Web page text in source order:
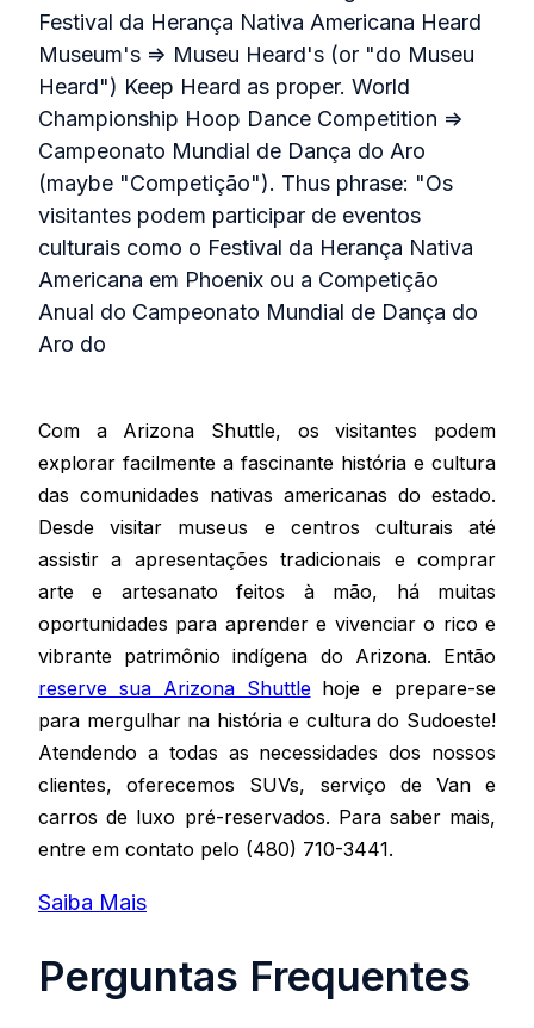
Festival da Herança Nativa Americana Heard
Museum's => Museu Heard's (or "do Museu
Heard") Keep Heard as proper. World
Championship Hoop Dance Competition =>
Campeonato Mundial de Dança do Aro
(maybe "Competição"). Thus phrase: "Os
visitantes podem participar de eventos
culturais como o Festival da Herança Nativa
Americana em Phoenix ou a Competição
Anual do Campeonato Mundial de Dança do
Aro do
Com a Arizona Shuttle, os visitantes podem
explorar facilmente a fascinante história e cultura
das comunidades nativas americanas do estado.
Desde visitar museus e centros culturais até
assistir a apresentações tradicionais e comprar
arte e artesanato feitos à mão, há muitas
oportunidades para aprender e vivenciar o rico e
vibrante patrimônio indígena do Arizona. Então
reserve sua Arizona Shuttlehoje e prepare-se
para mergulhar na história e cultura do Sudoeste!
Atendendo a todas as necessidades dos nossos
clientes, oferecemos SUVs, serviço de Van e
carros de luxo pré‑reservados. Para saber mais,
entre em contato pelo (480) 710-3441.
Saiba Mais
Perguntas Frequentes